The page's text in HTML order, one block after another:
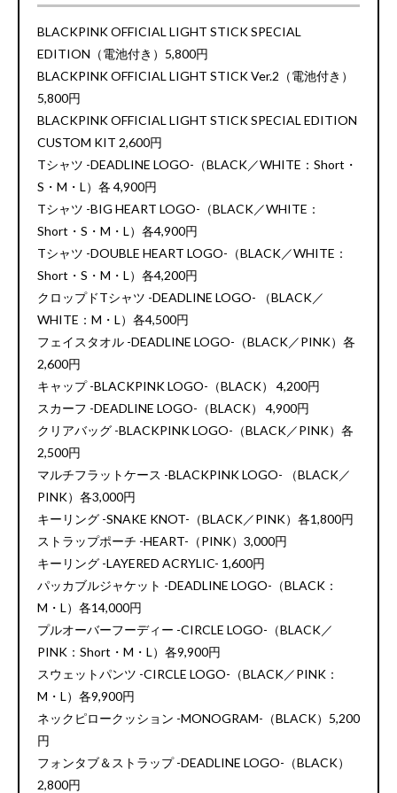
BLACKPINK OFFICIAL LIGHT STICK SPECIAL
EDITION（電池付き）5,800円
BLACKPINK OFFICIAL LIGHT STICK Ver.2（電池付き）
5,800円
BLACKPINK OFFICIAL LIGHT STICK SPECIAL EDITION
CUSTOM KIT 2,600円
Tシャツ -DEADLINE LOGO-（BLACK／WHITE：Short・
S・M・L）各 4,900円
Tシャツ -BIG HEART LOGO-（BLACK／WHITE：
Short・S・M・L）各4,900円
Tシャツ -DOUBLE HEART LOGO-（BLACK／WHITE：
Short・S・M・L）各4,200円
クロップドTシャツ -DEADLINE LOGO- （BLACK／
WHITE：M・L）各4,500円
フェイスタオル -DEADLINE LOGO-（BLACK／PINK）各
2,600円
キャップ -BLACKPINK LOGO-（BLACK） 4,200円
スカーフ -DEADLINE LOGO-（BLACK） 4,900円
クリアバッグ -BLACKPINK LOGO-（BLACK／PINK）各
2,500円
マルチフラットケース -BLACKPINK LOGO- （BLACK／
PINK）各3,000円
キーリング -SNAKE KNOT-（BLACK／PINK）各1,800円
ストラップポーチ -HEART-（PINK）3,000円
キーリング -LAYERED ACRYLIC- 1,600円
パッカブルジャケット -DEADLINE LOGO-（BLACK：
M・L）各14,000円
プルオーバーフーディー -CIRCLE LOGO-（BLACK／
PINK：Short・M・L）各9,900円
スウェットパンツ -CIRCLE LOGO-（BLACK／PINK：
M・L）各9,900円
ネックピロークッション -MONOGRAM-（BLACK）5,200
円
フォンタブ＆ストラップ -DEADLINE LOGO-（BLACK）
2,800円